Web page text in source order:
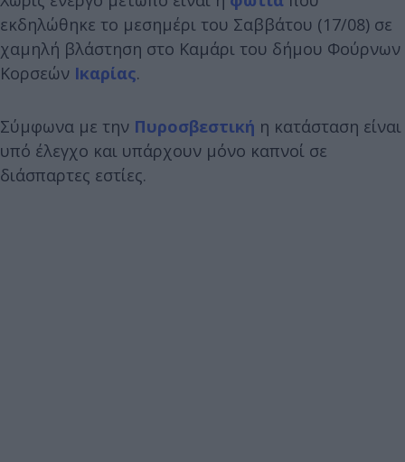
εκδηλώθηκε το μεσημέρι του Σαββάτου (17/08) σε
χαμηλή βλάστηση στο Καμάρι του δήμου Φούρνων
Κορσεών Ικαρίας.
Σύμφωνα με την Πυροσβεστική η κατάσταση είναι
υπό έλεγχο και υπάρχουν μόνο καπνοί σε
διάσπαρτες εστίες.